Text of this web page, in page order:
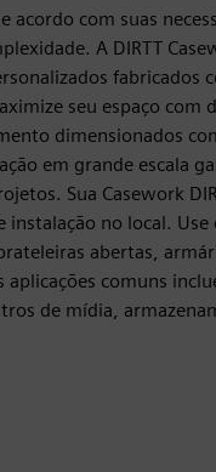
acordo com suas
A DIRTT
fabricados
seu espaço com
dimensionados
em grande escala
Sua Casework
no local. Use
abertas,
comuns
de mídia,